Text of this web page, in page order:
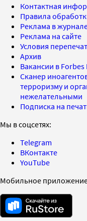
Контактная
Правила
Реклама в
Реклама на сайте
Условия
Архив
Вакансии в Forbes
Сканер
терроризму и
нежелательными
Подписка на
Мы в соцсетях:
Telegram
ВКонтакте
YouTube
Мобильное